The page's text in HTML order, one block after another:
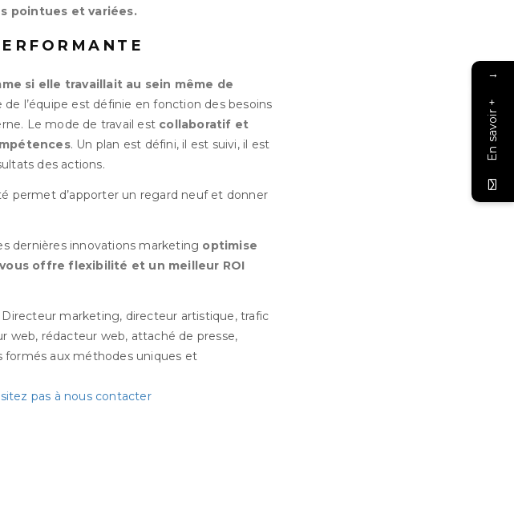
pointues et variées.
si elle travaillait au sein même de
de l’équipe est définie en fonction des besoins
Le mode de travail est collaboratif et
. Un plan est défini, il est suivi, il est
des actions.
permet d’apporter un regard neuf et donner
dernières innovations marketing optimise
offre flexibilité et un meilleur ROI
marketing, directeur artistique, trafic
web, rédacteur web, attaché de presse,
formés aux méthodes uniques et
pas à nous contacter
→
En savoir +